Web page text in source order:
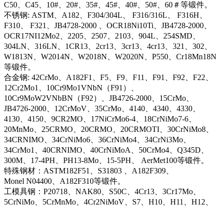
C50、C45、10#、20#、35#、45#、40#、50#、60＃等锻件。
不锈钢: ASTM、A182、F304/304L、 F316/316L、 F316H、
F310、 F321、JB4728-2000 、OCR18Ni10Ti、JB4728-2000、
OCR17NI12Mo2、2205、2507、2103、904L、254SMD、
304LN、316LN、1CR13、2cr13、3cr13、4cr13、321、302、
W1813N、W2014N、W2018N、W2020N、P550、Cr18Mn18N
等锻件。
合金钢: 42CrMo、A182F1、F5、F9、F11、F91、F92、F22、
12Cr2Mo1、10Cr9Mo1VNbN（F91）、
10Cr9MoW2VNbBN（F92）、JB4726-2000、15CrMo、
JB4726-2000、12CrMoV、35CrMo、4140、4340、4330、
4130、4150、9CR2MO、17NiCrMo6-4、18CrNiMo7-6、
20MnMo、25CRMO、20CRMO、20CRMOTI、30CrNiMo8、
34CRNIMO、34CrNiMo6、36CrNiMo4、34CrNi3Mo、
34CrMo1、40CRNIMO、40CrNiMoA、50CrMo4、Q345D、
300M、17-4PH、PH13-8Mo、15-5PH、 AerMet100等锻件。
特殊钢材：ASTM182F51、S31803 、A182F309、
Monel N04400、A182F310等锻件。
工模具钢：P20718、NAK80、S50C、4Cr13、3Cr17Mo、
5CrNiMo、5CrMnMo、4Cr2NiMoV、S7、H10、H11、H12、